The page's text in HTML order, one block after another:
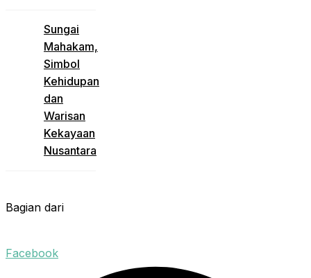
Sungai
Mahakam,
Simbol
Kehidupan
dan
Warisan
Kekayaan
Nusantara
Bagian dari
Facebook